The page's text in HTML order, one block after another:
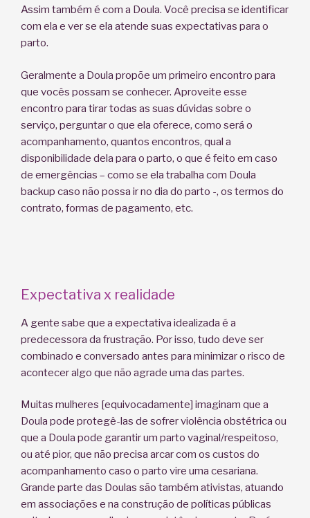
Assim também é com a Doula. Você precisa se identificar
com ela e ver se ela atende suas expectativas para o
parto.
Geralmente a Doula propõe um primeiro encontro para
que vocês possam se conhecer. Aproveite esse
encontro para tirar todas as suas dúvidas sobre o
serviço, perguntar o que ela oferece, como será o
acompanhamento, quantos encontros, qual a
disponibilidade dela para o parto, o que é feito em caso
de emergências – como se ela trabalha com Doula
backup caso não possa ir no dia do parto -, os termos do
contrato, formas de pagamento, etc.
Expectativa x realidade
A gente sabe que a expectativa idealizada é a
predecessora da frustração. Por isso, tudo deve ser
combinado e conversado antes para minimizar o risco de
acontecer algo que não agrade uma das partes.
Muitas mulheres [equivocadamente] imaginam que a
Doula pode protegê-las de sofrer violência obstétrica ou
que a Doula pode garantir um parto vaginal/respeitoso,
ou até pior, que não precisa arcar com os custos do
acompanhamento caso o parto vire uma cesariana.
Grande parte das Doulas são também ativistas, atuando
em associações e na construção de políticas públicas